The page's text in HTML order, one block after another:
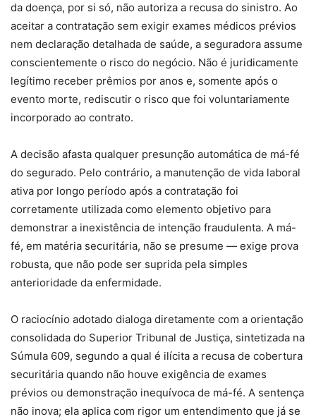
da doença, por si só, não autoriza a recusa do sinistro. Ao
aceitar a contratação sem exigir exames médicos prévios
nem declaração detalhada de saúde, a seguradora assume
conscientemente o risco do negócio. Não é juridicamente
legítimo receber prêmios por anos e, somente após o
evento morte, rediscutir o risco que foi voluntariamente
incorporado ao contrato.
A decisão afasta qualquer presunção automática de má-fé
do segurado. Pelo contrário, a manutenção de vida laboral
ativa por longo período após a contratação foi
corretamente utilizada como elemento objetivo para
demonstrar a inexistência de intenção fraudulenta. A má-
fé, em matéria securitária, não se presume — exige prova
robusta, que não pode ser suprida pela simples
anterioridade da enfermidade.
O raciocínio adotado dialoga diretamente com a orientação
consolidada do Superior Tribunal de Justiça, sintetizada na
Súmula 609, segundo a qual é ilícita a recusa de cobertura
securitária quando não houve exigência de exames
prévios ou demonstração inequívoca de má-fé. A sentença
não inova; ela aplica com rigor um entendimento que já se